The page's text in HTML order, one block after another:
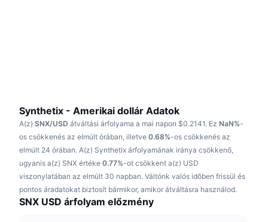
Sportok
Pénzügy
Technológia
Technikai elemzés
RSI
MACD
Származékos termékek
Kutatás
Videók
Szótár
Kampányok
Synthetix - Amerikai dollár Adatok
A(z) SNX/USD átváltási árfolyama a mai napon $0.2141. Ez NaN%-
os csökkenés az elmúlt órában, illetve 0.68%-os csökkenés az
elmúlt 24 órában. A(z) Synthetix árfolyamának iránya csökkenő,
ugyanis a(z) SNX értéke 0.77%-ot csökkent a(z) USD
viszonylatában az elmúlt 30 napban. Váltónk valós időben frissül és
pontos áradatokat biztosít bármikor, amikor átváltásra használod.
SNX USD árfolyam előzmény